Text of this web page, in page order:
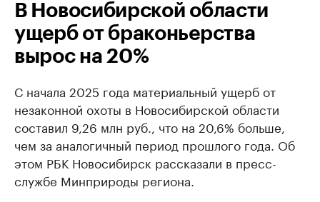
В Новосибирской области
ущерб от браконьерства
вырос на 20%
С начала 2025 года материальный ущерб от
незаконной охоты в Новосибирской области
составил 9,26 млн руб., что на 20,6% больше,
чем за аналогичный период прошлого года. Об
этом РБК Новосибирск рассказали в пресс-
службе Минприроды региона.